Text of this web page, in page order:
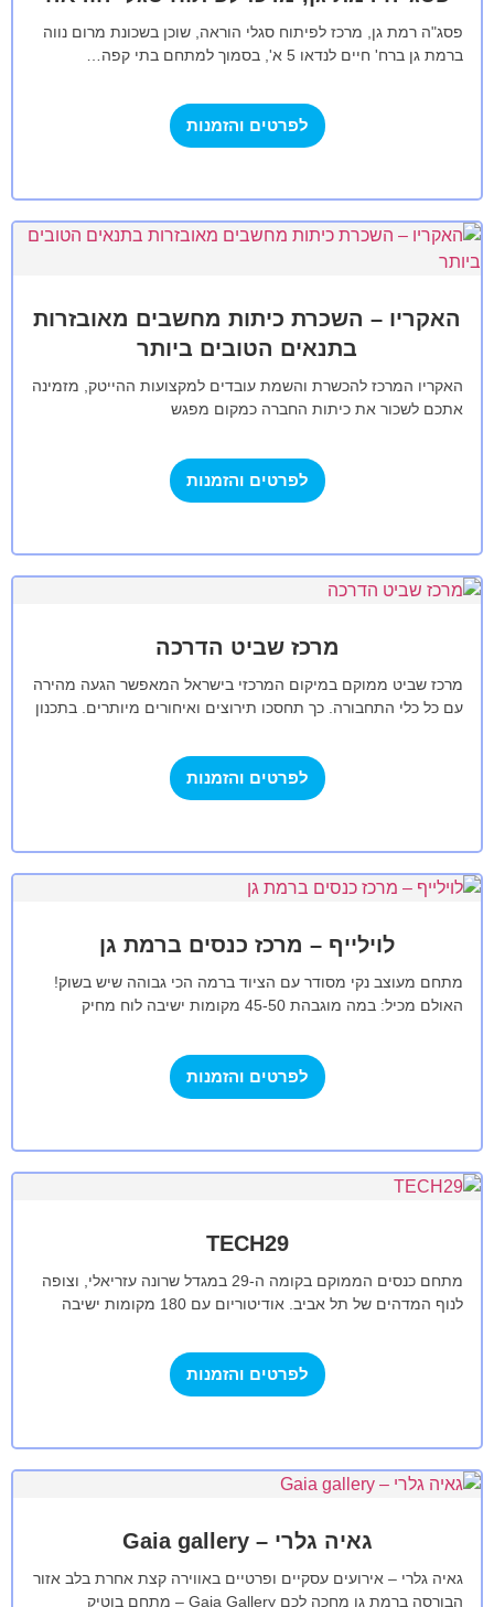
פסג"ה רמת גן, מרכז לפיתוח סגלי הוראה, שוכן בשכונת מרום נווה
ברמת גן ברח' חיים לנדאו 5 א', בסמוך למתחם בתי קפה…
לפרטים והזמנות
האקריו – השכרת כיתות מחשבים מאובזרות
בתנאים הטובים ביותר
האקריו המרכז להכשרת והשמת עובדים למקצועות ההייטק, מזמינה
אתכם לשכור את כיתות החברה כמקום מפגש
לפרטים והזמנות
מרכז שביט הדרכה
מרכז שביט ממוקם במיקום המרכזי בישראל המאפשר הגעה מהירה
עם כל כלי התחבורה. כך תחסכו תירוצים ואיחורים מיותרים. בתכנון
לפרטים והזמנות
לוילייף – מרכז כנסים ברמת גן
מתחם מעוצב נקי מסודר עם הציוד ברמה הכי גבוהה שיש בשוק!
האולם מכיל: במה מוגבהת 45-50 מקומות ישיבה לוח מחיק
לפרטים והזמנות
TECH29
מתחם כנסים הממוקם בקומה ה-29 במגדל שרונה עזריאלי, וצופה
לנוף המדהים של תל אביב. אודיטוריום עם 180 מקומות ישיבה
לפרטים והזמנות
גאיה גלרי – Gaia gallery
גאיה גלרי – אירועים עסקיים ופרטיים באווירה קצת אחרת בלב אזור
הבורסה ברמת גן מחכה לכם Gaia Gallery – מתחם בוטיק